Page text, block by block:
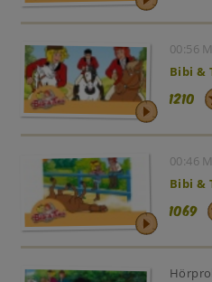
00:56
Bibi &
1210
00:46
Bibi &
1069